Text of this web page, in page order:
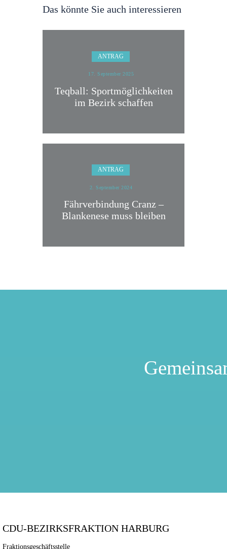
Das könnte Sie auch interessieren
ANTRAG
17. September 2025
Teqball: Sportmöglichkeiten
im Bezirk schaffen
ANTRAG
2. September 2024
Fährverbindung Cranz –
Blankenese muss bleiben
CDU-BEZIRKSFRAKTION HARBURG
Fraktionsgeschäftsstelle